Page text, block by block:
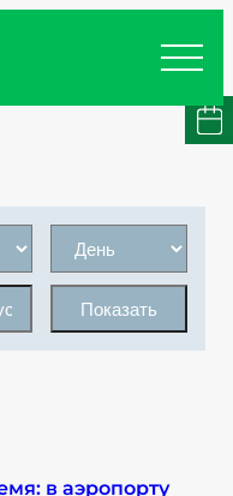
Показать
в аэропорту